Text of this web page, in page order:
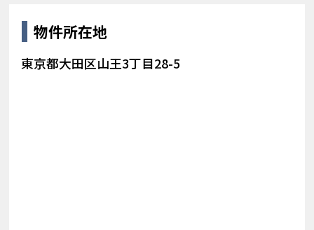
物件所在地
東京都大田区山王3丁目28-5